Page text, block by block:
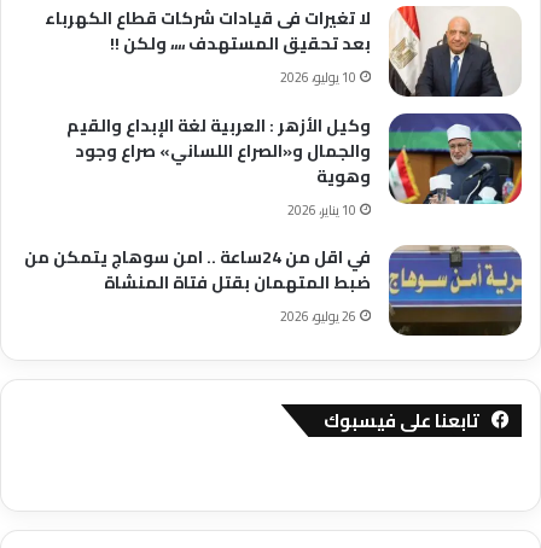
لا تغيرات فى قيادات شركات قطاع الكهرباء
بعد تحقيق المستهدف ،،،، ولكن !!
10 يوليو، 2026
وكيل الأزهر : العربية لغة الإبداع والقيم
والجمال و«الصراع اللساني» صراع وجود
وهوية
10 يناير، 2026
في اقل من 24ساعة .. امن سوهاج يتمكن من
ضبط المتهمان بقتل فتاة المنشاة
26 يوليو، 2026
تابعنا على فيسبوك